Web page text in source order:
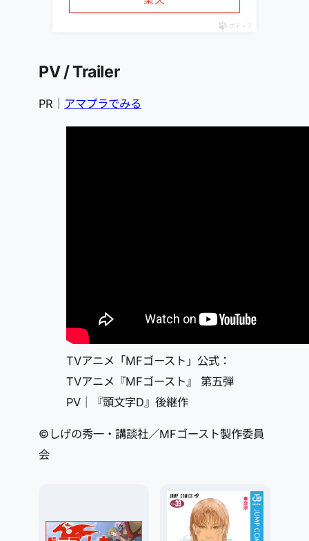
ポチップ
PV / Trailer
PR｜ アマプラでみる
TVアニメ「MFゴースト」公式：
TVアニメ『MFゴースト』 第五弾
PV｜『頭文字D』後継作
©しげの秀一・講談社／MFゴースト製作委員
会